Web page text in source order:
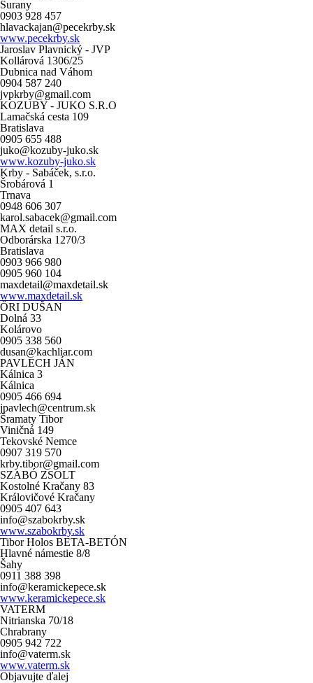
Šurany
0903 928 457
hlavackajan@pecekrby.sk
www.pecekrby.sk
Jaroslav Plavnický - JVP
Kollárová 1306/25
Dubnica nad Váhom
0904 587 240
jvpkrby@gmail.com
KOZUBY - JUKO S.R.O
Lamačská cesta 109
Bratislava
0905 655 488
juko@kozuby-juko.sk
www.kozuby-juko.sk
Krby - Sabáček, s.r.o.
Šrobárová 1
Trnava
0948 606 307
karol.sabacek@gmail.com
MAX detail s.r.o.
Odborárska 1270/3
Bratislava
0903 966 980
0905 960 104
maxdetail@maxdetail.sk
www.maxdetail.sk
ŐRI DUŠAN
Dolná 33
Kolárovo
0905 338 560
dusan@kachliar.com
PAVLECH JÁN
Kálnica 3
Kálnica
0905 466 694
jpavlech@centrum.sk
Šramaty Tibor
Viničná 149
Tekovské Nemce
0907 319 570
krby.tibor@gmail.com
SZABÓ ZSOLT
Kostolné Kračany 83
Královičové Kračany
0905 407 643
info@szabokrby.sk
www.szabokrby.sk
Tibor Holos BETA-BETÓN
Hlavné námestie 8/8
Šahy
0911 388 398
info@keramickepece.sk
www.keramickepece.sk
VATERM
Nitrianska 70/18
Chrabrany
0905 942 722
info@vaterm.sk
www.vaterm.sk
Objavujte ďalej